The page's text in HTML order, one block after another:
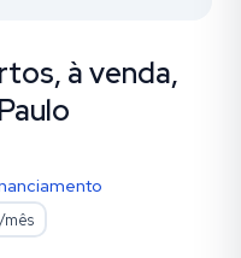
à venda,
/mês